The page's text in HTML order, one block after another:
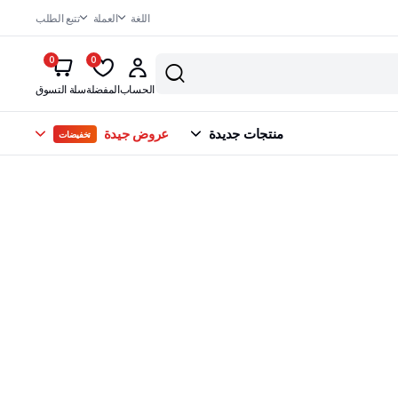
اللغة العملة تتبع الطلب
الحساب
0
المفضلة
0
سلة التسوق
منتجات جديدة عروض جيدة تخفيضات